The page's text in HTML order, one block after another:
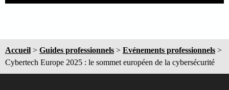
Accueil > Guides professionnels > Evénements professionnels >
Cybertech Europe 2025 : le sommet européen de la cybersécurité